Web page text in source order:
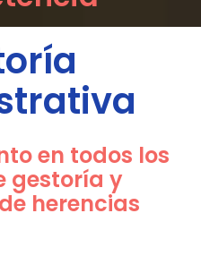
en todos los
gestoría y
herencias